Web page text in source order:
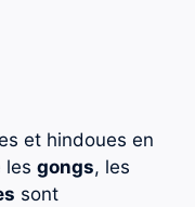
et hindoues en
les gongs, les
sont